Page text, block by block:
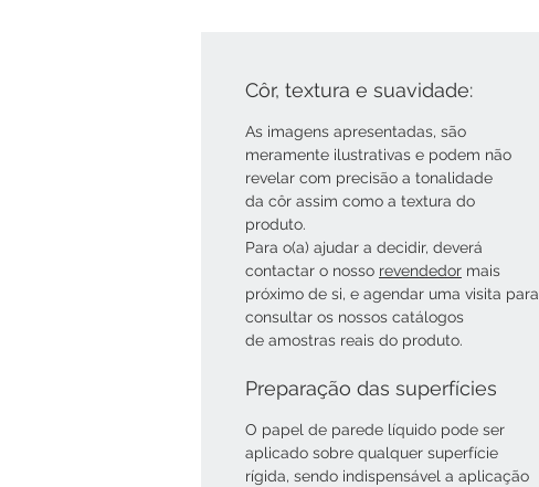
Côr, textura e suavidade:
As imagens apresentadas, são
meramente ilustrativas e podem não
revelar com precisão a tonalidade
da côr assim como a textura do
produto.
Para o(a) ajudar a decidir, deverá
contactar o nosso revendedor mais
próximo de si, e agendar uma visita para
consultar os nossos catálogos
de amostras reais do produto.
Preparação das superfícies
O papel de parede líquido pode ser
aplicado sobre qualquer superfície
rígida, sendo indispensável a aplicação